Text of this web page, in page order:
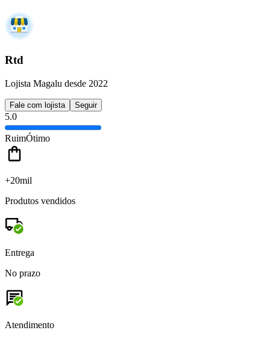
Rtd
Lojista Magalu desde 2022
Fale com lojista Seguir
5.0
RuimÓtimo
+20mil
Produtos vendidos
Entrega
No prazo
Atendimento